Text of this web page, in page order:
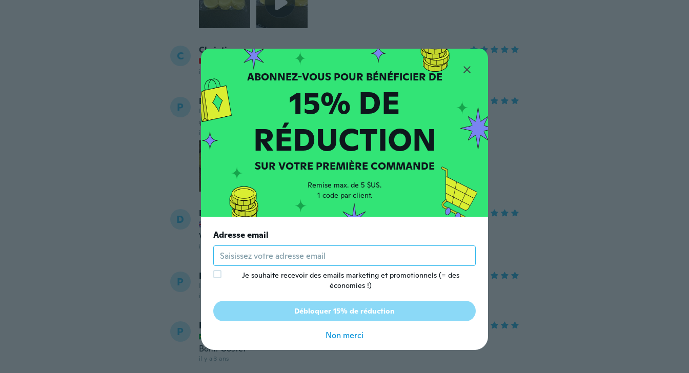
C Christian
Inscrit depuis 2023
il y a 2 ans
P Prospect
Inscrit depuis 2022 chargements
👍
il y a 2 ans
D David
Very good
il y a 2 ans
P Peter
Inscrit depuis 2017
il y a 2 ans
P Paulo Antônio
chargements
Bom. Gostei
il y a 3 ans
15% DE
RÉDUCTION
SUR VOTRE PREMIÈRE COMMANDE
Remise max. de 5 $US.
1 code par client.
Adresse email
Je souhaite recevoir des emails marketing et promotionnels (= des
économies !)
Débloquer 15% de réduction
Non merci